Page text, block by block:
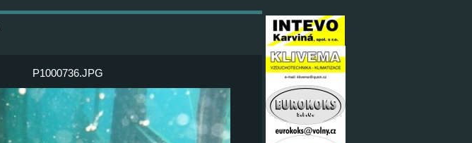
P1000736.JPG